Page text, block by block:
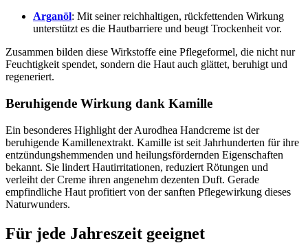
Arganöl: Mit seiner reichhaltigen, rückfettenden Wirkung
unterstützt es die Hautbarriere und beugt Trockenheit vor.
Zusammen bilden diese Wirkstoffe eine Pflegeformel, die nicht nur
Feuchtigkeit spendet, sondern die Haut auch glättet, beruhigt und
regeneriert.
Beruhigende Wirkung dank Kamille
Ein besonderes Highlight der Aurodhea Handcreme ist der
beruhigende Kamillenextrakt. Kamille ist seit Jahrhunderten für ihre
entzündungshemmenden und heilungsfördernden Eigenschaften
bekannt. Sie lindert Hautirritationen, reduziert Rötungen und
verleiht der Creme ihren angenehm dezenten Duft. Gerade
empfindliche Haut profitiert von der sanften Pflegewirkung dieses
Naturwunders.
Für jede Jahreszeit geeignet